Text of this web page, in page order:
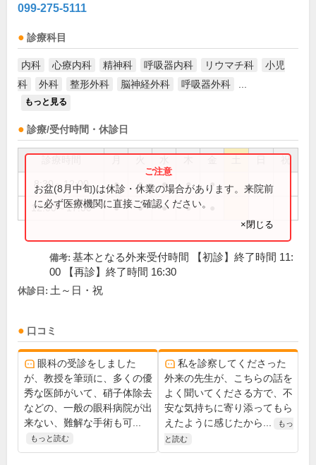
099-275-5111
診療科目
内科 心療内科 精神科 呼吸器内科 リウマチ科
小児
科
外科 整形外科 脳神経外科 呼吸器外科
もっと見る
診療/受付時間・休診日
祝
8:30～12:00 ● ● ● ● ●
12:00～17:00 ● ● ● ●
お盆(8月中旬)は休診・休業の場合があります。来院前
に必ず医療機関に直接ご確認ください。
×閉じる
備考: 基本となる外来受付時間 【初診】終了時間 11:
00 【再診】終了時間 16:30
休診日: 土～日・祝
口コミ
眼科の受診をしました
が、教授を筆頭に、多くの優
秀な医師がいて、硝子体除去
などの、一般の眼科病院が出
来ない、難解な手術も可...
もっと読む
私を診察してくださった
外来の先生が、こちらの話を
よく聞いてくださる方で、不
安な気持ちに寄り添ってもら
えたように感じたから...
もっ
と読む